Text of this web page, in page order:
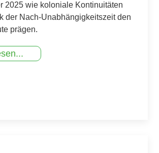
2025 wie koloniale Kontinuitäten
der Nach-Unabhängigkeitszeit den
prägen.